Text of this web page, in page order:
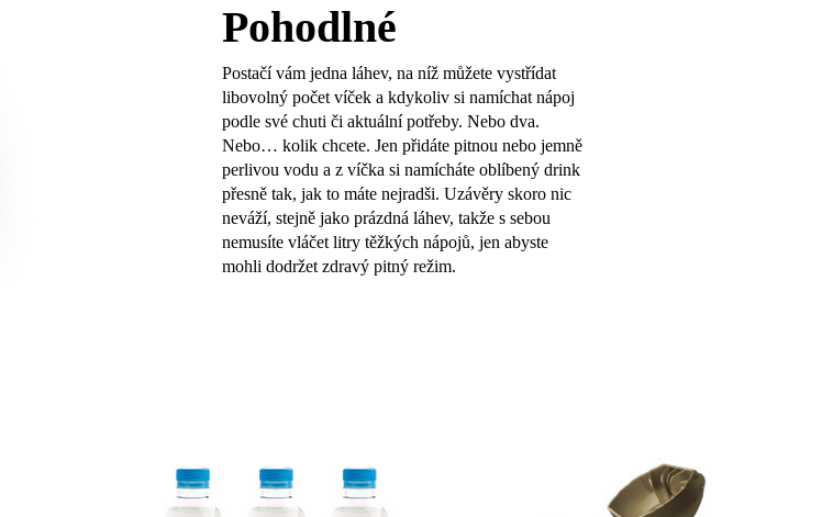
Pohodlné
Postačí vám jedna láhev, na níž můžete vystřídat
libovolný počet víček a kdykoliv si namíchat nápoj
podle své chuti či aktuální potřeby. Nebo dva.
Nebo… kolik chcete. Jen přidáte pitnou nebo jemně
perlivou vodu a z víčka si namícháte oblíbený drink
přesně tak, jak to máte nejradši. Uzávěry skoro nic
neváží, stejně jako prázdná láhev, takže s sebou
nemusíte vláčet litry těžkých nápojů, jen abyste
mohli dodržet zdravý pitný režim.